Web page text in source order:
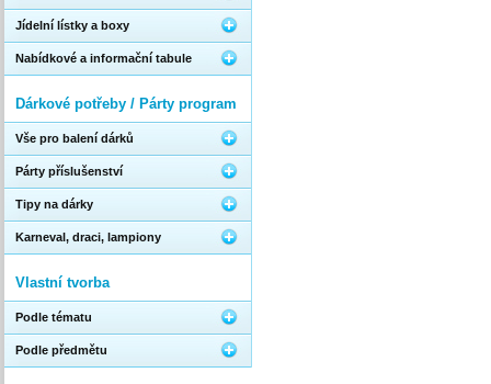
Jídelní lístky a boxy
Nabídkové a informační tabule
Dárkové potřeby / Párty program
Vše pro balení dárků
Párty příslušenství
Tipy na dárky
Karneval, draci, lampiony
Vlastní tvorba
Podle tématu
Podle předmětu